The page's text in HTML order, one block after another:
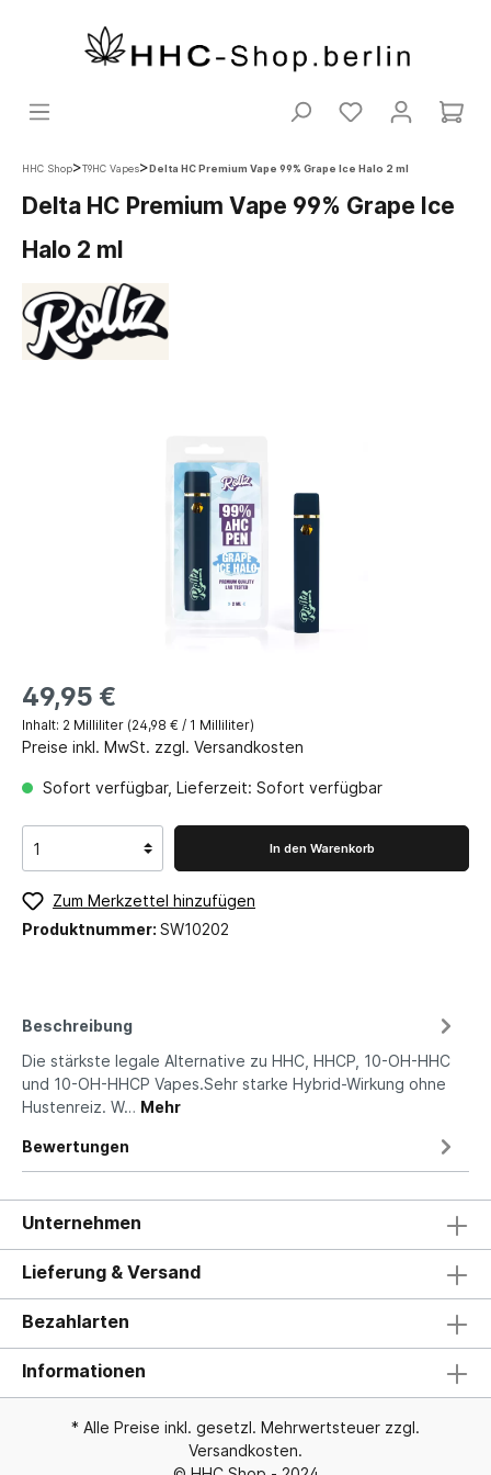
HHC Shop>T9HC Vapes> Delta HC Premium Vape 99% Grape Ice Halo 2 ml
Delta HC Premium Vape 99% Grape Ice
Halo 2 ml
49,95 €
Inhalt: 2 Milliliter (24,98 € / 1 Milliliter)
Preise inkl. MwSt. zzgl. Versandkosten
Sofort verfügbar, Lieferzeit: Sofort verfügbar
In den Warenkorb
Zum Merkzettel hinzufügen
Produktnummer: SW10202
Beschreibung
Die stärkste legale Alternative zu HHC, HHCP, 10-OH-HHC
und 10-OH-HHCP Vapes.Sehr starke Hybrid-Wirkung ohne
Hustenreiz. W… Mehr
Bewertungen
Unternehmen
Lieferung & Versand
Bezahlarten
Informationen
* Alle Preise inkl. gesetzl. Mehrwertsteuer zzgl.
Versandkosten.